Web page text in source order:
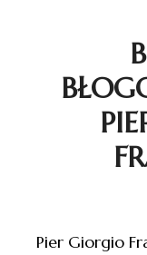
Pier Giorgio